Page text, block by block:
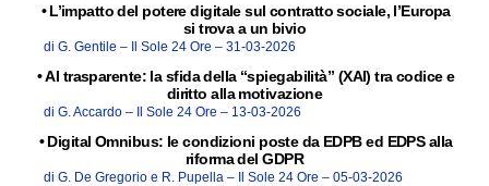
• L’impatto del potere digitale sul contratto sociale, l’Europa
si trova a un bivio
di G. Gentile – Il Sole 24 Ore – 31-03-2026
•AI trasparente: la sfida della “spiegabilità” (XAI) tra codice e
diritto alla motivazione
di G. Accardo – Il Sole 24 Ore – 13-03-2026
• Digital Omnibus: le condizioni poste da EDPB ed EDPS alla
riforma del GDPR
di G. De Gregorio e R. Pupella – Il Sole 24 Ore – 05-03-2026